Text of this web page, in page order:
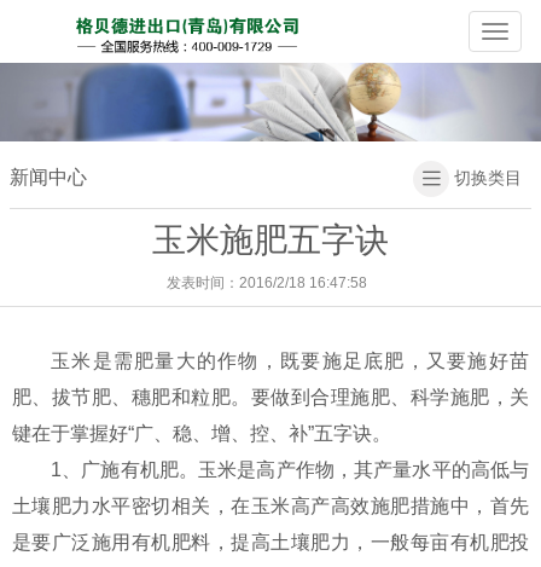
新闻中心  切换类目
玉米施肥五字诀
发表时间：2016/2/18 16:47:58
玉米是需肥量大的作物，既要施足底肥，又要施好苗
肥、拔节肥、穗肥和粒肥。要做到合理施肥、科学施肥，关
键在于掌握好“广、稳、增、控、补”五字诀。
1、广施有机肥。玉米是高产作物，其产量水平的高低与
土壤肥力水平密切相关，在玉米高产高效施肥措施中，首先
是要广泛施用有机肥料，提高土壤肥力，一般每亩有机肥投